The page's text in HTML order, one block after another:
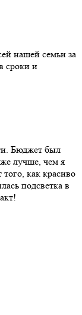
нашей семьи за
сроки и
Бюджет был
лучше, чем я
как красиво
подсветка в